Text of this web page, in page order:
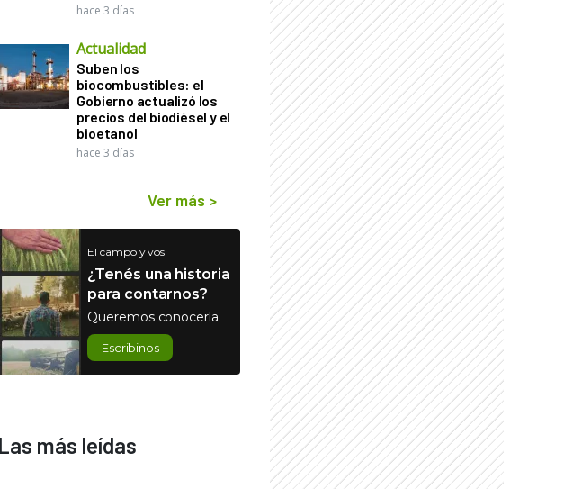
hace 3 días
Actualidad
Suben los
biocombustibles: el
Gobierno actualizó los
precios del biodiésel y el
bioetanol
hace 3 días
Ver más >
El campo y vos
¿Tenés una historia
para contarnos?
Queremos conocerla
Escribinos
Las más leídas